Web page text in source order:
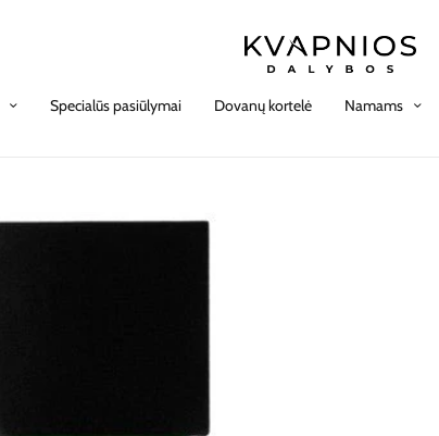
Specialūs pasiūlymai Dovanų kortelė Namams